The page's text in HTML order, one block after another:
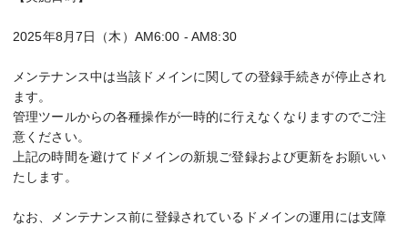
2025年8月7日（木）AM6:00 - AM8:30
メンテナンス中は当該ドメインに関しての登録手続きが停止され
ます。
管理ツールからの各種操作が一時的に行えなくなりますのでご注
意ください。
上記の時間を避けてドメインの新規ご登録および更新をお願いい
たします。
なお、メンテナンス前に登録されているドメインの運用には支障